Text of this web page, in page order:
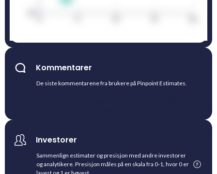
Kommentarer
De siste kommentarene fra brukere på Pinpoint Estimates.
Investorer
Sammenlign estimater og presisjon med andre investorer
og analytikere. Presisjon måles på en skala fra 0-1, hvor 0 er